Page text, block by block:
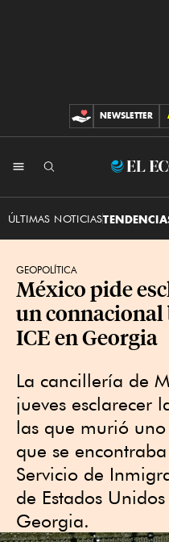
CONTRIBUCIONES
NEWSLETTER
ÚLTIMAS NOTICIAS
GEOPOLÍTICA
México pide
un connacional
ICE en Georgia
La cancillería de
jueves esclarecer
las que murió
que se
Servicio de
de Estados
Georgia.